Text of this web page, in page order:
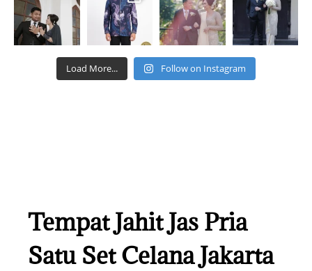
Load More... Follow on Instagram
Tempat Jahit Jas Pria
Satu Set Celana Jakarta